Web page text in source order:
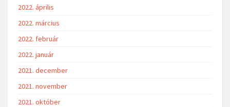
2022. április
2022. március
2022. február
2022. január
2021. december
2021. november
2021. október